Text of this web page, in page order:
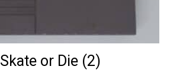
Skate or Die (2)